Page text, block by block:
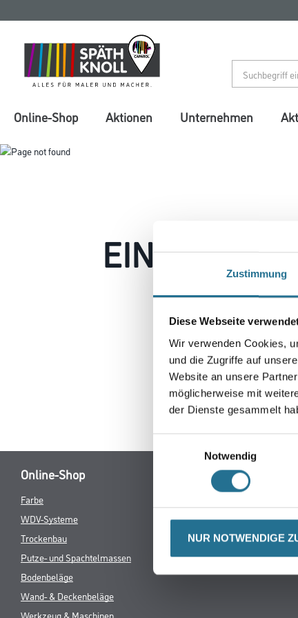
Zustimmung
Diese Webseite
Wir verwenden Cookies,
und die Zugriffe auf
Website an unsere
möglicherweise mit
der Dienste gesammelt
Notwendig
NUR NOTWENDIGE
springen
springen
Online-Shop Aktionen Unternehmen
EIN
Keine Sorge, wir
Erkunden
Online-Shop
Farbe
WDV-Systeme
Trockenbau
Putze- und Spachtelmassen
Bodenbeläge